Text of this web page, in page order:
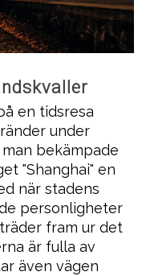
en tidsresa
under
bekämpade
"Shanghai" en
när stadens
personligheter
fram ur det
är fulla av
även vägen